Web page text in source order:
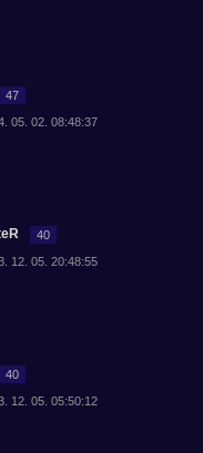
47
05. 02. 08:48:37
40
12. 05. 20:48:55
40
12. 05. 05:50:12